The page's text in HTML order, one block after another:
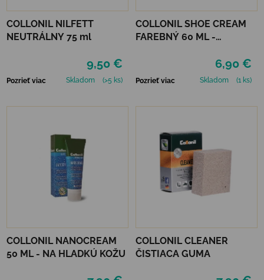
COLLONIL NILFETT
NEUTRÁLNY 75 ml
9,50 €
Pozrieť viac Skladom (>5 ks)
COLLONIL SHOE CREAM
FAREBNÝ 60 ML -
6,90 €
Pozrieť viac Skladom (1 ks)
COLLONIL NANOCREAM
50 ML - NA HLADKÚ KOŽU
COLLONIL CLEANER
ČISTIACA GUMA